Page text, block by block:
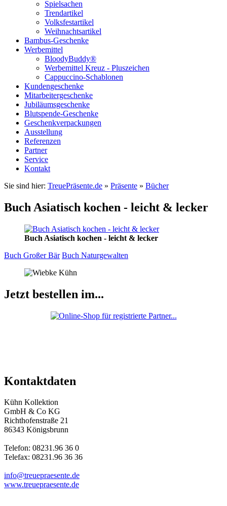
Spielsachen
Trendartikel
Volksfestartikel
Weihnachtsartikel
Bambus-Geschenke
Werbemittel
BloodyBuddy®
Werbemittel Kreuz - Pluszeichen
Cappuccino-Schablonen
Kundengeschenke
Mitarbeitergeschenke
Jubiläumsgeschenke
Blutspende-Geschenke
Geschenkverpackungen
Ausstellung
Referenzen
Partner
Service
Kontakt
Sie sind hier: TreuePräsente.de » Präsente » Bücher
Buch Asiatisch kochen - leicht & lecker
Buch Asiatisch kochen - leicht & lecker
Buch Großer Bär Buch Naturgewalten
Jetzt bestellen im...
Kontaktdaten
Kühn Kollektion
GmbH & Co KG
Richthofenstraße 21
86343 Königsbrunn
Telefon: 08231.96 36 0
Telefax: 08231.96 36 36
info@treuepraesente.de
www.treuepraesente.de